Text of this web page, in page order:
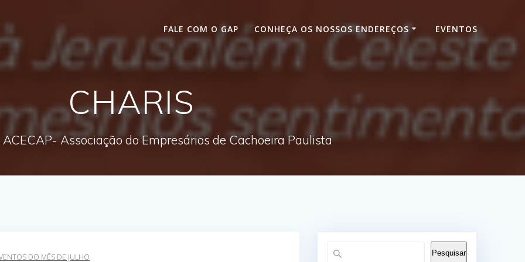
FALE COM O GAP CONHEÇA OS NOSSOS ENDEREÇOS EVENTOS
CHARIS
Associação do Empresários de Cachoeira Paulista
DO MÊS DE JULHO Pesquisar